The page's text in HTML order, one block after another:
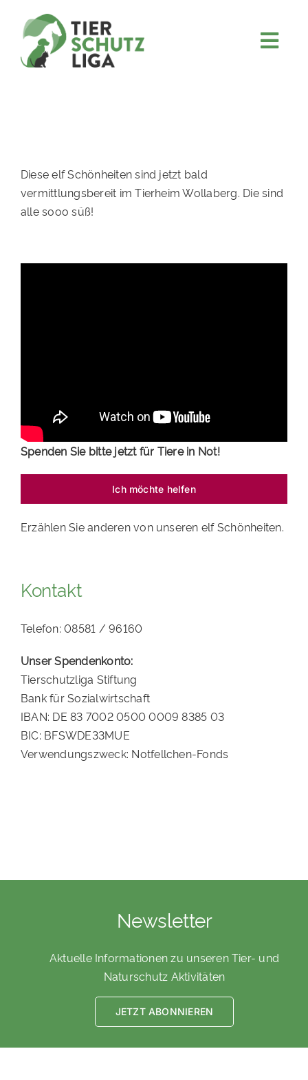
content
FÖRDERN & VERERBEN
KOOPERATIONEN
Diese elf Schönheiten sind jetzt bald
vermittlungsbereit im Tierheim Wollaberg. Die sind
alle sooo süß!
Spenden Sie bitte jetzt für Tiere in Not!
Ich möchte helfen
Erzählen Sie anderen von unseren elf Schönheiten.
Kontakt
Telefon: 08581 / 96160
Unser Spendenkonto:
Tierschutzliga Stiftung
Bank für Sozialwirtschaft
IBAN: DE 83 7002 0500 0009 8385 03
BIC: BFSWDE33MUE
Verwendungszweck: Notfellchen-Fonds
Newsletter
Aktuelle Informationen zu unseren Tier- und
Naturschutz Aktivitäten
JETZT ABONNIEREN